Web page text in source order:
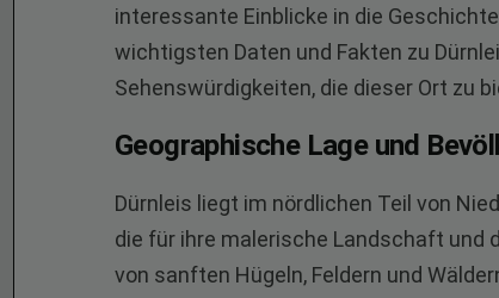
interessante Einblicke in die
wichtigsten Daten und Fakten zu
Sehenswürdigkeiten, die dieser Ort zu
Geographische Lage und
Dürnleis liegt im nördlichen Teil von
die für ihre malerische Landschaft und
von sanften Hügeln, Feldern und